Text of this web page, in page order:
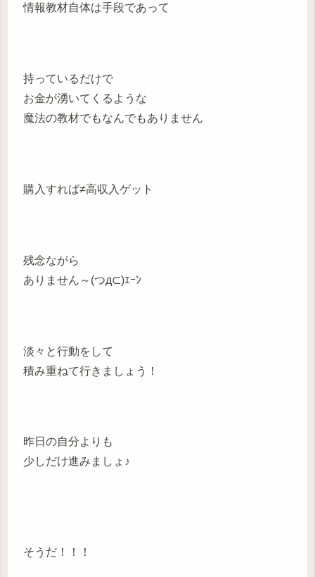
情報教材自体は手段であって
持っているだけで
お金が湧いてくるような
魔法の教材でもなんでもありません
購入すれば≠高収入ゲット
残念ながら
ありません～(つд⊂)ｴｰﾝ
淡々と行動をして
積み重ねて行きましょう！
昨日の自分よりも
少しだけ進みましょ♪
そうだ！！！